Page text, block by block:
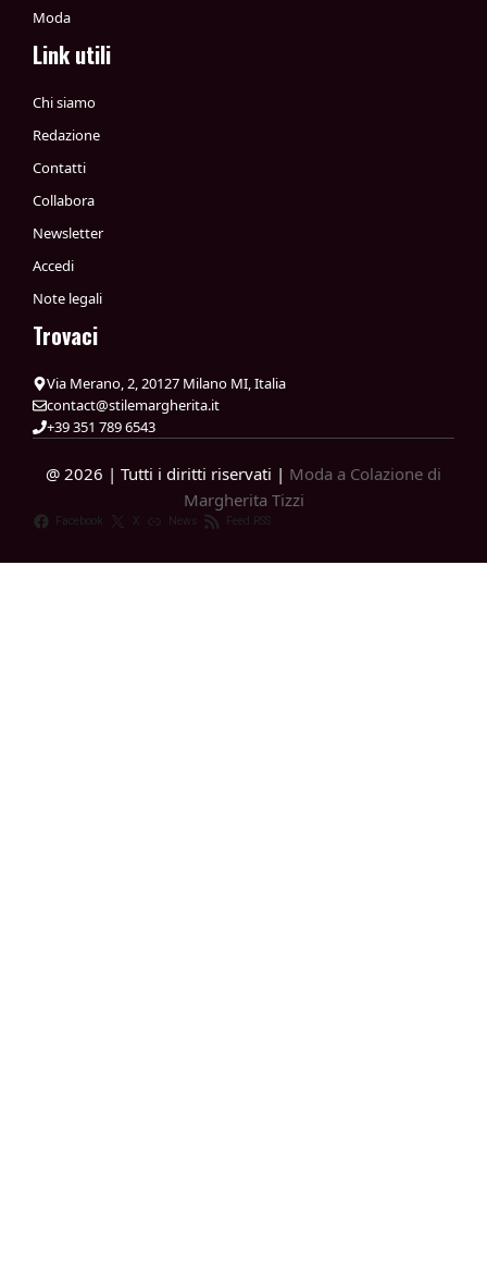
Moda
Link utili
Chi siamo
Redazione
Contatti
Collabora
Newsletter
Accedi
Note legali
Trovaci
Via Merano, 2, 20127 Milano MI, Italia
contact@stilemargherita.it
+39 351 789 6543
@ 2026 | Tutti i diritti riservati | Moda a Colazione di
Margherita Tizzi
Facebook X News Feed RSS